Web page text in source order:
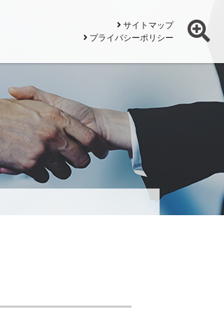
サイトマップ
プライバシーポリシー